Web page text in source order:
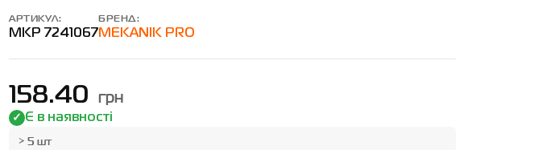
АРТИКУЛ:
MKP 7241067
БРЕНД:
MEKANIK PRO
158.40 грн
Є в наявності
> 5 шт